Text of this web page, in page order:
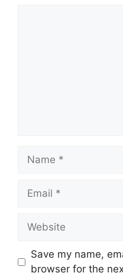
Name
Email
Website
Save my name,
browser for the